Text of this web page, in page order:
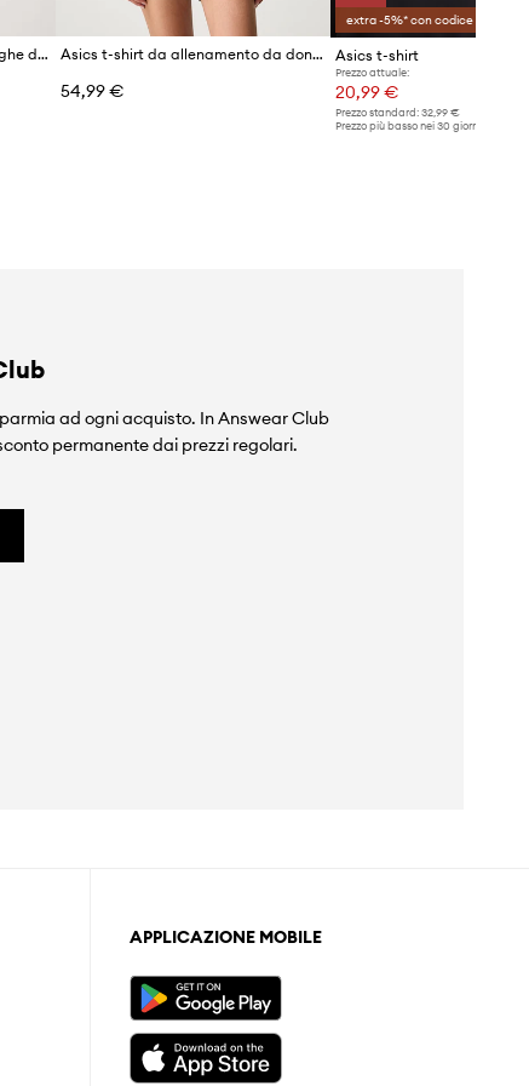
Asics maglietta a maniche lunghe da allenamento ROAD SEAMLESS LS TOP Asics t-shirt da allenamento da donna ROAD SEAMLESS SS TOP
54,99 €
extra -5%* con codice OFF
Asics t-shirt
Prezzo attuale:
20,99 €
Prezzo standard: 32,99 €
Prezzo più basso nei 30 giorni
ad ogni acquisto. In Answear Club
permanente dai prezzi regolari.
APPLICAZIONE MOBILE